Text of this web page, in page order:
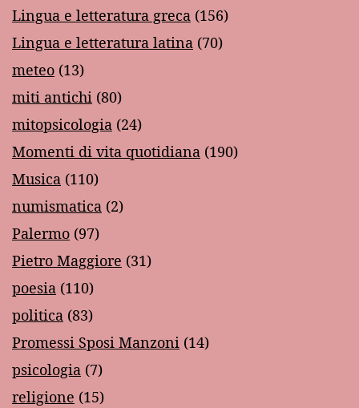
Lingua e letteratura greca (156)
Lingua e letteratura latina (70)
meteo (13)
miti antichi (80)
mitopsicologia (24)
Momenti di vita quotidiana (190)
Musica (110)
numismatica (2)
Palermo (97)
Pietro Maggiore (31)
poesia (110)
politica (83)
Promessi Sposi Manzoni (14)
psicologia (7)
religione (15)